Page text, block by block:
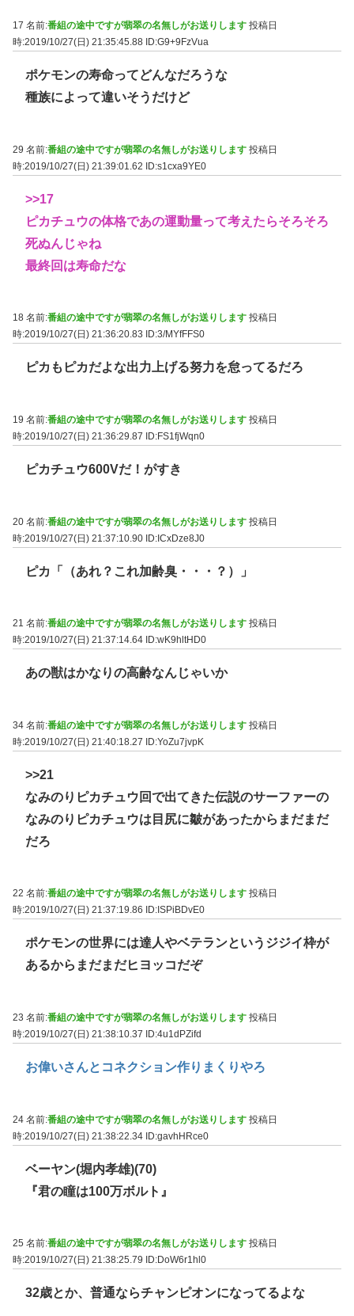
17 名前:番組の途中ですが翡翠の名無しがお送りします 投稿日
時:2019/10/27(日) 21:35:45.88 ID:G9+9FzVua
ポケモンの寿命ってどんなだろうな
種族によって違いそうだけど
29 名前:番組の途中ですが翡翠の名無しがお送りします 投稿日
時:2019/10/27(日) 21:39:01.62 ID:s1cxa9YE0
>>17
ピカチュウの体格であの運動量って考えたらそろそろ
死ぬんじゃね
最終回は寿命だな
18 名前:番組の途中ですが翡翠の名無しがお送りします 投稿日
時:2019/10/27(日) 21:36:20.83
ID:3/MYfFFS0
ピカもピカだよな出力上げる努力を怠ってるだろ
19 名前:番組の途中ですが翡翠の名無しがお送りします 投稿日
時:2019/10/27(日) 21:36:29.87
ID:FS1fjWqn0
ピカチュウ600Vだ！がすき
20 名前:番組の途中ですが翡翠の名無しがお送りします 投稿日
時:2019/10/27(日) 21:37:10.90 ID:ICxDze8J0
ピカ「（あれ？これ加齢臭・・・？）」
21 名前:番組の途中ですが翡翠の名無しがお送りします 投稿日
時:2019/10/27(日) 21:37:14.64 ID:wK9hltHD0
あの獣はかなりの高齢なんじゃいか
34 名前:番組の途中ですが翡翠の名無しがお送りします 投稿日
時:2019/10/27(日) 21:40:18.27 ID:YoZu7jvpK
>>21
なみのりピカチュウ回で出てきた伝説のサーファーの
なみのりピカチュウは目尻に皺があったからまだまだ
だろ
22 名前:番組の途中ですが翡翠の名無しがお送りします 投稿日
時:2019/10/27(日) 21:37:19.86
ID:ISPiBDvE0
ポケモンの世界には達人やベテランというジジイ枠が
あるからまだまだヒヨッコだぞ
23 名前:番組の途中ですが翡翠の名無しがお送りします 投稿日
時:2019/10/27(日) 21:38:10.37
ID:4u1dPZifd
お偉いさんとコネクション作りまくりやろ
24 名前:番組の途中ですが翡翠の名無しがお送りします 投稿日
時:2019/10/27(日) 21:38:22.34 ID:gavhHRce0
ベーヤン(堀内孝雄)(70)
『君の瞳は100万ボルト』
25 名前:番組の途中ですが翡翠の名無しがお送りします 投稿日
時:2019/10/27(日) 21:38:25.79
ID:DoW6r1hl0
32歳とか、普通ならチャンピオンになってるよな